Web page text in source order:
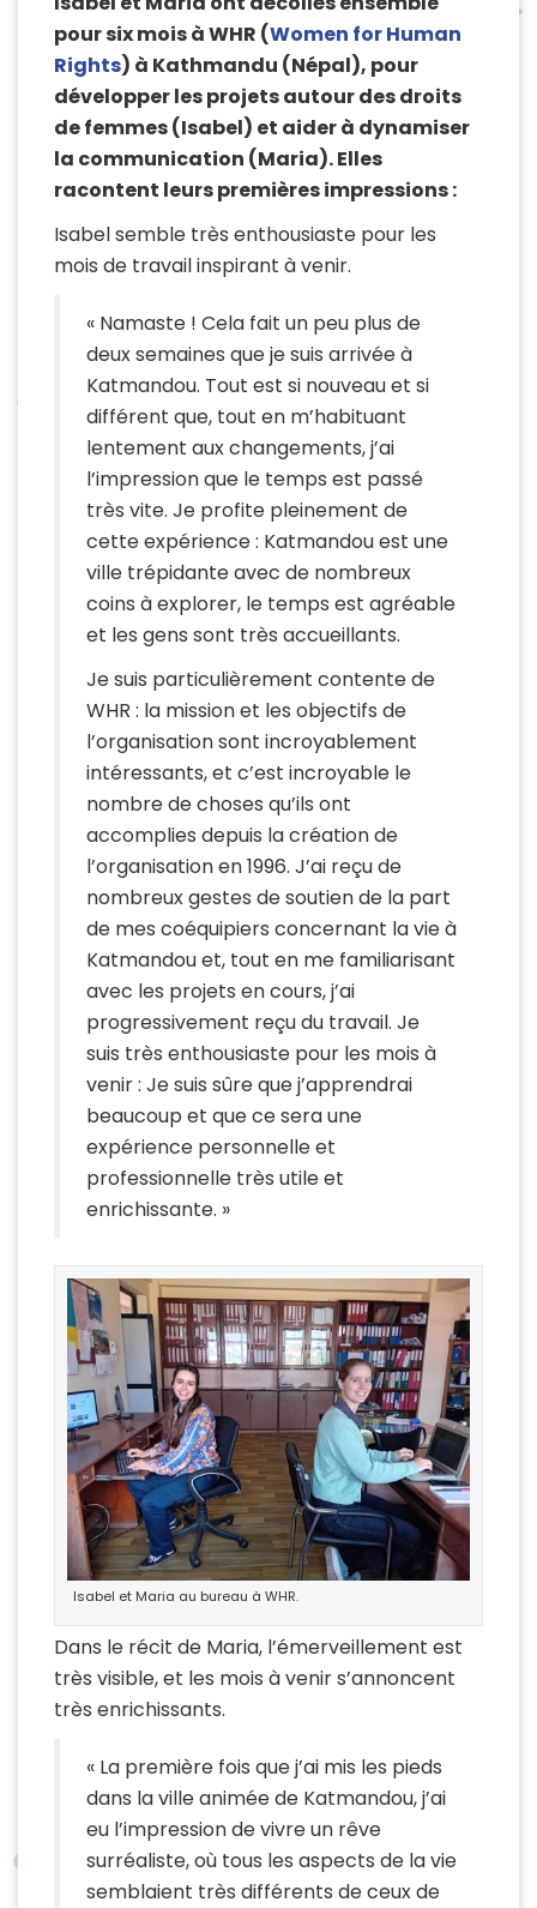
pour six mois à WHR (Women for Human
Rights) à Kathmandu (Népal), pour
développer les projets autour des droits
de femmes (Isabel) et aider à dynamiser
la communication (Maria). Elles
racontent leurs premières impressions :
Isabel semble très enthousiaste pour les
mois de travail inspirant à venir.
« Namaste ! Cela fait un peu plus de
deux semaines que je suis arrivée à
Katmandou. Tout est si nouveau et si
différent que, tout en m’habituant
lentement aux changements, j’ai
l’impression que le temps est passé
très vite. Je profite pleinement de
cette expérience : Katmandou est une
ville trépidante avec de nombreux
coins à explorer, le temps est agréable
et les gens sont très accueillants.
Je suis particulièrement contente de
WHR : la mission et les objectifs de
l’organisation sont incroyablement
intéressants, et c’est incroyable le
nombre de choses qu’ils ont
accomplies depuis la création de
l’organisation en 1996. J’ai reçu de
nombreux gestes de soutien de la part
de mes coéquipiers concernant la vie à
Katmandou et, tout en me familiarisant
avec les projets en cours, j’ai
progressivement reçu du travail. Je
suis très enthousiaste pour les mois à
venir : Je suis sûre que j’apprendrai
beaucoup et que ce sera une
expérience personnelle et
professionnelle très utile et
enrichissante. »
Isabel et Maria au bureau à WHR.
Dans le récit de Maria, l’émerveillement est
très visible, et les mois à venir s’annoncent
très enrichissants.
« La première fois que j’ai mis les pieds
dans la ville animée de Katmandou, j’ai
eu l’impression de vivre un rêve
surréaliste, où tous les aspects de la vie
semblaient très différents de ceux de